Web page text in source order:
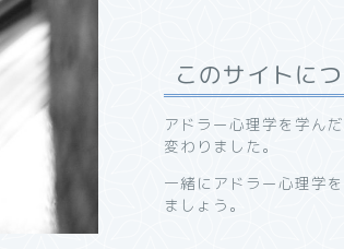
このサイトに
アドラー心理学を学ん
変わりました。
一緒にアドラー心理学
ましょう。